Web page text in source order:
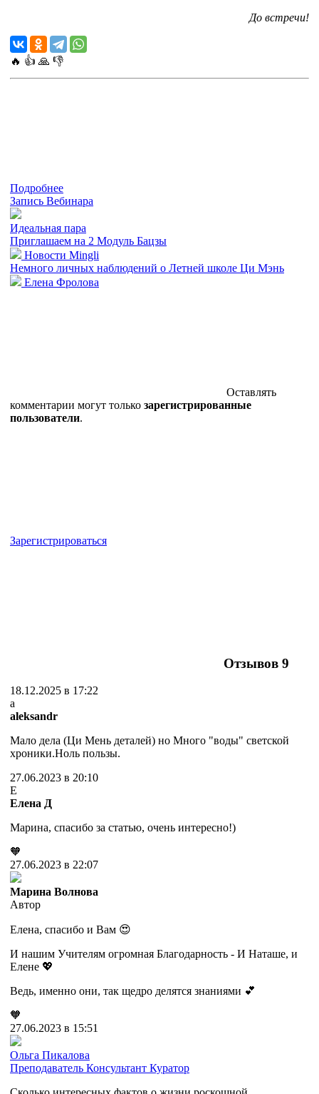
До встречи!
🔥 👍 🙏 👎
Подробнее
Запись Вебинара
Идеальная пара
Приглашаем на 2 Модуль Бацзы
Новости Mingli
Немного личных наблюдений о Летней школе Ци Мэнь
Елена Фролова
Оставлять
комментарии могут только зарегистрированные
пользователи.
Зарегистрироваться
Отзывов 9
18.12.2025 в 17:22
a
aleksandr
Мало дела (Ци Мень деталей) но Много "воды" светской
хроники.Ноль пользы.
27.06.2023 в 20:10
Е
Елена Д
Марина, спасибо за статью, очень интересно!)
🧡
27.06.2023 в 22:07
Марина Волнова
Автор
Елена, спасибо и Вам 😍
И нашим Учителям огромная Благодарность - И Наташе, и
Елене 💖
Ведь, именно они, так щедро делятся знаниями 💕
🧡
27.06.2023 в 15:51
Ольга Пикалова
Преподаватель Консультант Куратор